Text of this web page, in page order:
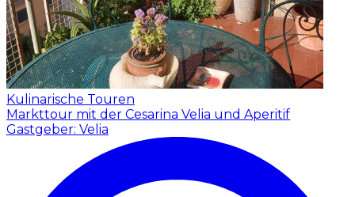
Kulinarische Touren
Markttour mit der Cesarina Velia und Aperitif
Gastgeber: Velia